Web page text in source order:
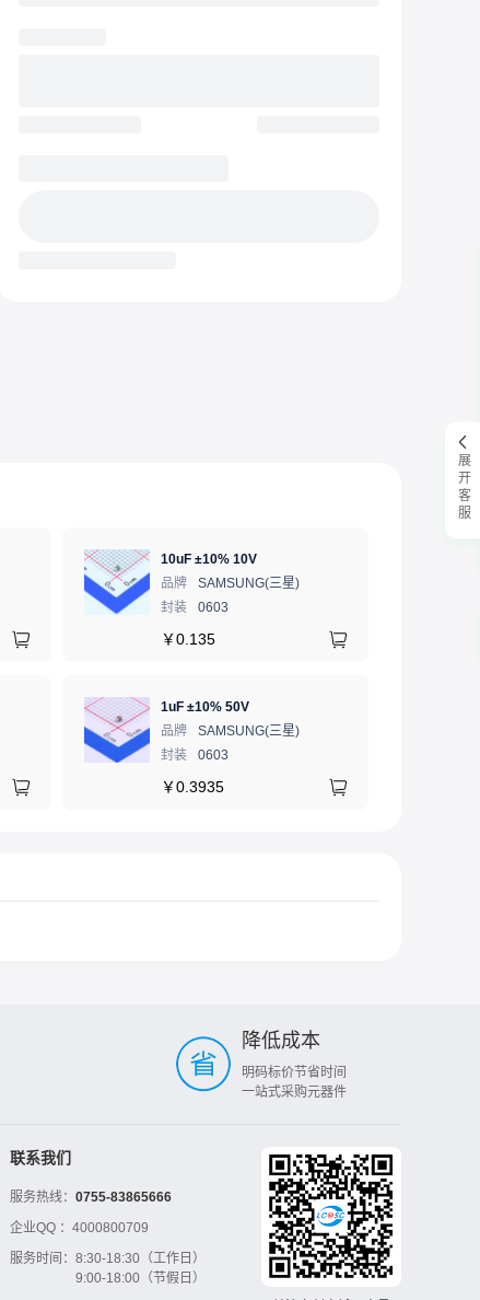
10uF ±10% 10V
品牌
SAMSUNG(三星)
封装
0603
￥0.135
1uF ±10% 50V
品牌
SAMSUNG(三星)
封装
0603
￥0.3935
降低成本
明码标价节省时间
一站式采购元器件
联系我们
服务热线： 0755-83865666
企业QQ ： 4000800709
服务时间： 8:30-18:30（工作日）
9:00-18:00（节假日）
展开客服